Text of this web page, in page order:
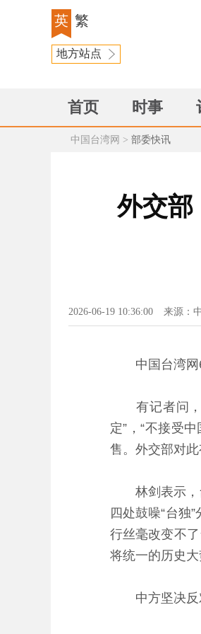
英 繁
地方站点
首页 时事
中国台湾网 > 部委快讯
外交部
2026-06-19 10:36:00 来源：
中国台湾网6
有记者问，
定”，“不接受
售。外交部对此
林剑表示，台
四处鼓噪“台独
行丝毫改变不
将统一的历史大
中方坚决反对